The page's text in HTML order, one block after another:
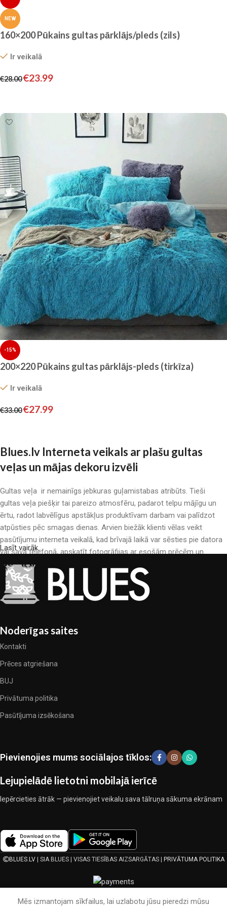
NEW
160×200 Pūkains gultas pārklājs/pleds (zils)
Ir veikalā
€28.00€23.99
-15%
200×220 Pūkains gultas pārklājs-pleds (tirkīza)
Ir veikalā
€33.00€27.99
Blues.lv Interneta veikals ar plašu gultas
veļas un mājas dekoru izvēli
Gultas veļa ir nemainīgs jebkuras guļamistabas atribūts. Tieši
gultas veļa piešķir tai pareizo atmosfēru, padarot telpu mājīgu un
ērtu, radot labvēlīgus apstākļus produktīvam darbam vai palīdzot
atpūsties pēc smagas dienas. Arvien biežāk klienti vēlas veikt
pasūtījumu interneta veikalā, kad brīvajā laikā var sēsties pie datora
vai sava telefonā, apskatīt fotogrāfijas ar esošām prēcēm un
mierīgi iegādāties sev tīkamās. Mūsu interneta veikalā ir liels gultas
veļas katalogs: pieejamas gan kokvilnas, gan kokvilna satīna gultas
veļas.
Gultas veļas ražotāji, kā arī citu tekstila preču ražotāji ir pilni ar
pārsteidzošiem piedāvājumiem: nereti sastopamies gan ar
dizainieriskām prēcem, kuras novērtēs īsti skaistuma pazinēji. Mēs
esam izvēlējušies jums labākos modeļus no mūsdienu gultas veļas
ražotājiem, kuriem izdevās ģeniāli apvienot eleganci, kvalitāti un
pārbaudītu uzņēmumu produkti. Kuri daudzu gadu nepārtrauktā
ekspluatācijas īpašības, pievilcīgu izstrādājumu izskatu, ilgu
Lasīt vairāk..
Noderīgas saites
Kontakti
Prēces atgriešana
BUJ
Privātuma politika
Pasūtījuma izsēkošana
Pievienojies mums sociālajos tīklos:
Lejupielādē lietotni mobilajā ierīcē
Iepērcieties ātrāk — pievienojiet veikalu sava tālruņa sākuma ekrānam
BLUES.LV| SIA BLUES | VISAS TIESĪBAS AIZSARGĀTAS | PRIVĀTUMA POLITIKA
Mēs izmantojam sīkfailus, lai uzlabotu jūsu pieredzi mūsu